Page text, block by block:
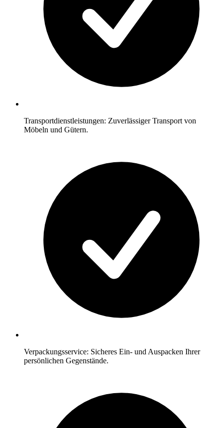
Transportdienstleistungen: Zuverlässiger Transport von
Möbeln und Gütern.
Verpackungsservice: Sicheres Ein- und Auspacken Ihrer
persönlichen Gegenstände.